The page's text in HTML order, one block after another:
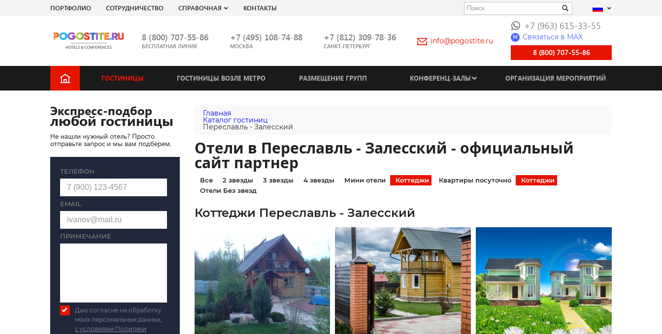
ПОРТФОЛИО СОТРУДНИЧЕСТВО СПРАВОЧНАЯ КОНТАКТЫ
8 (800) 707-55-86
БЕСПЛАТНАЯ ЛИНИЯ
+7 (495) 108-74-88
МОСКВА
+7 (812) 309-78-36
САНКТ-ПЕТЕРБУРГ
info@pogostite.ru
+7 (963) 615-33-55
M Связаться в МАХ
8 (800) 707-55-86
ГОСТИНИЦЫ ГОСТИНИЦЫ ВОЗЛЕ МЕТРО РАЗМЕЩЕНИЕ ГРУПП КОНФЕРЕНЦ-ЗАЛЫ ОРГАНИЗАЦИЯ МЕРОПРИЯТИЙ
Главная
Каталог гостиниц
Переславль - Залесский
Отели в Переславль - Залесский - официальный
сайт партнер
Все 2 звезды 3 звезды 4 звезды Мини отели Коттеджи Квартиры посуточно
Коттеджи
Отели Без звезд
Коттеджи Переславль - Залесский
Экспресс-подбор
любой гостиницы
Не нашли нужный отель? Просто
отправьте запрос и мы вам подберем.
ТЕЛЕФОН
EMAIL
ПРИМЕЧАНИЕ
Даю согласие на обработку
моих персональных данных,
с условиями Политики